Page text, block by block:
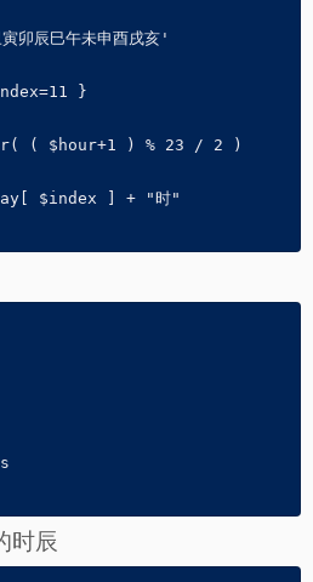
辰巳午未申酉戌亥'
}
( $hour+1 ) % 23 / 2 )
$index ] + "时"
时辰